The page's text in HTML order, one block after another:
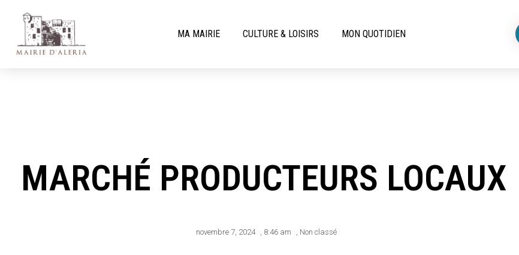
MA MAIRIE CULTURE & LOISIRS MON QUOTIDIEN
MARCHÉ PRODUCTEURS LOCAUX
novembre 7, 2024 8:46 am Non classé